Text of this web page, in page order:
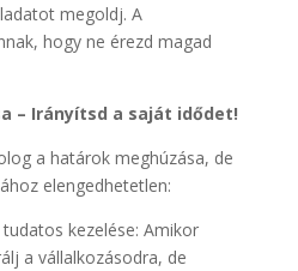
megoldj. A
hogy ne érezd magad
– Irányítsd a saját idődet!
a határok meghúzása, de
elengedhetetlen:
kezelése: Amikor
a vállalkozásodra, de